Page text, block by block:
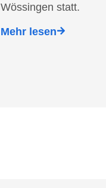
Wössingen statt.
Mehr lesen